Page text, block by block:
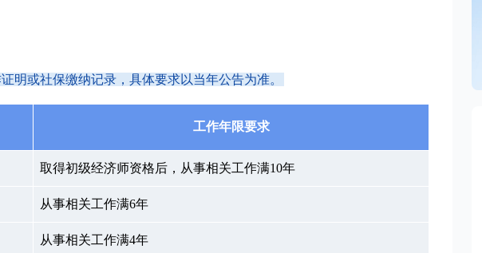
明或社保缴纳记录，具体要求以当年公告为准。
工作年限要求
取得初级经济师资格后，从事相关工作满10年
从事相关工作满6年
从事相关工作满4年